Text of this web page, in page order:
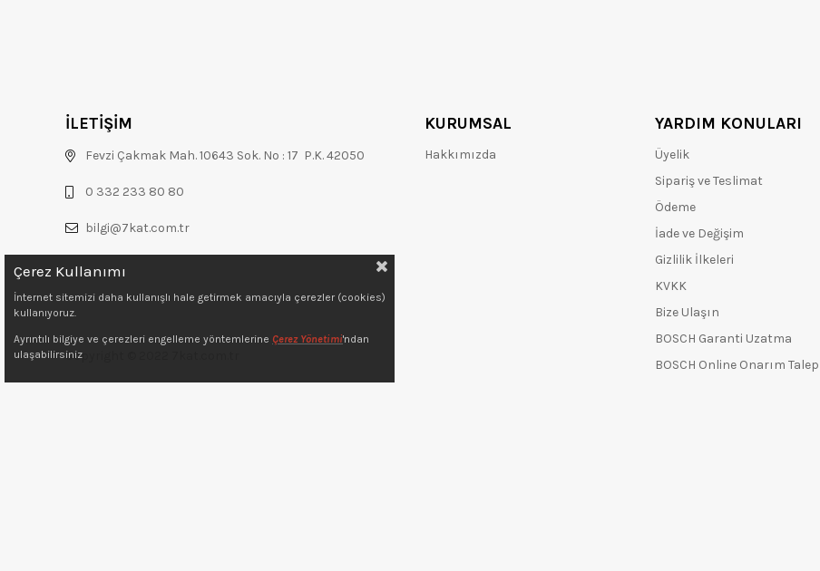
İLETİŞİM
Fevzi Çakmak Mah. 10643 Sok. No : 17 P.K. 42050
0 332 233 80 80
bilgi@7kat.com.tr
Copyright © 2022 7kat.com.tr
KURUMSAL
Hakkımızda
YARDIM KONULARI
Üyelik
Sipariş ve Teslimat
Ödeme
İade ve Değişim
Gizlilik İlkeleri
KVKK
Bize Ulaşın
BOSCH Garanti Uzatma
BOSCH Online Onarım
Çerez Kullanımı
İnternet sitemizi daha kullanışlı hale getirmek amacıyla çerezler (cookies)
kullanıyoruz.
Ayrıntılı bilgiye ve çerezleri engelleme yöntemlerine Çerez Yönetimi'ndan
ulaşabilirsiniz